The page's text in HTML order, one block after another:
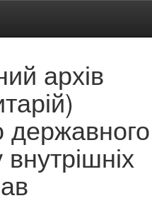
архів
державного